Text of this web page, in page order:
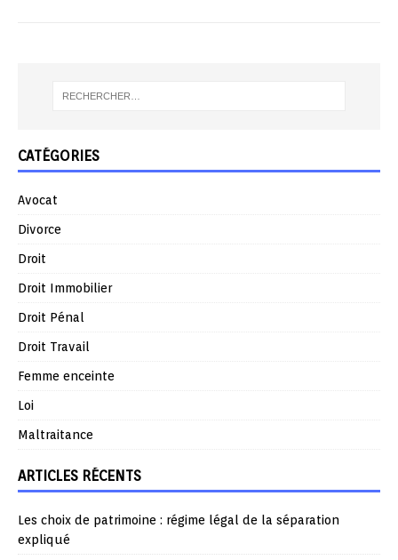
CATÉGORIES
Avocat
Divorce
Droit
Droit Immobilier
Droit Pénal
Droit Travail
Femme enceinte
Loi
Maltraitance
ARTICLES RÉCENTS
Les choix de patrimoine : régime légal de la séparation
expliqué